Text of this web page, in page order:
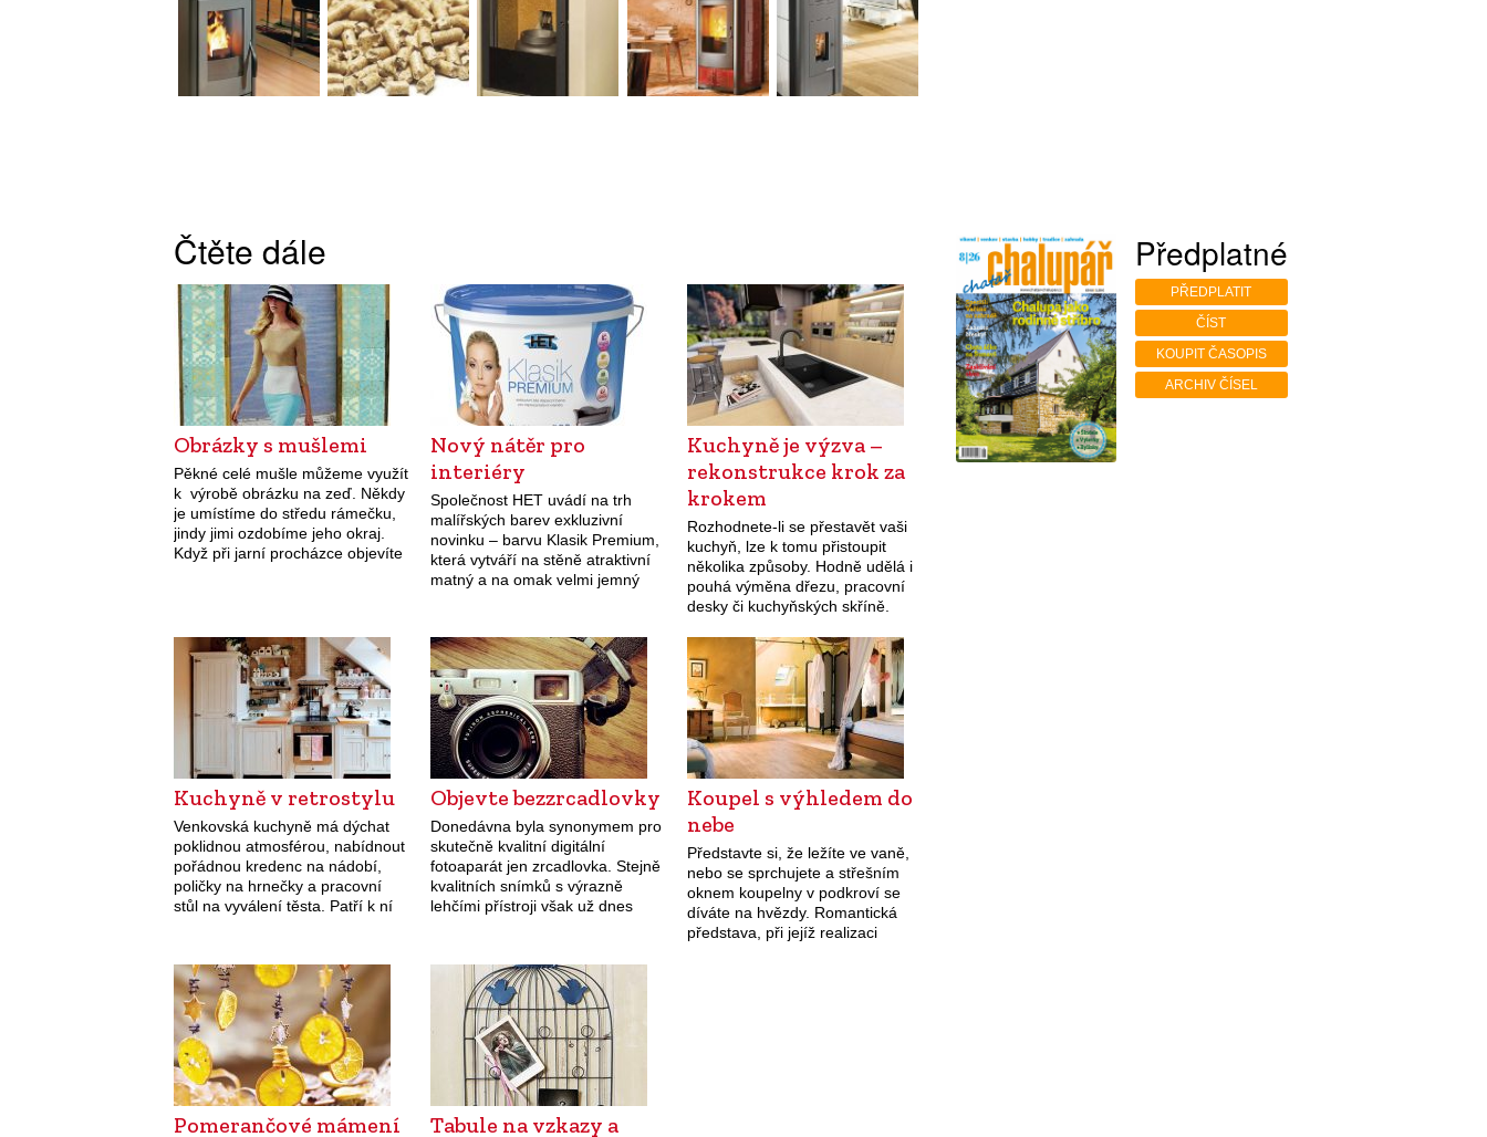
Čtěte dále
Obrázky s mušlemi
Pěkné celé mušle můžeme využít
k výrobě obrázku na zeď. Někdy
je umístíme do středu rámečku,
jindy jimi ozdobíme jeho okraj.
Když při jarní procházce objevíte
Nový nátěr pro
interiéry
Společnost HET uvádí na trh
malířských barev exkluzivní
novinku – barvu Klasik Premium,
která vytváří na stěně atraktivní
matný a na omak velmi jemný
vynikajícím poměru kvality…
Kuchyně je výzva –
rekonstrukce krok za
krokem
Rozhodnete-li se přestavět vaši
kuchyň, lze k tomu přistoupit
několika způsoby. Hodně udělá i
pouhá výměna dřezu, pracovní
desky či kuchyňských skříně.
mnohem důkladněji, a zvláště
v takových případech zvažte
každý krok.
Kuchyně v retrostylu
Venkovská kuchyně má dýchat
poklidnou atmosférou, nabídnout
pořádnou kredenc na nádobí,
poličky na hrnečky a pracovní
stůl na vyválení těsta. Patří k ní
elektrospotřebiče schované za
dvířky.
Objevte bezzrcadlovky
Donedávna byla synonymem pro
skutečně kvalitní digitální
fotoaparát jen zrcadlovka. Stejně
kvalitních snímků s výrazně
lehčími přístroji však už dnes
jsou jakýmsi hybridem lehkých
digitálních kompaktů a masivních
fotoaparátů s…
Koupel s výhledem do
nebe
Představte si, že ležíte ve vaně,
nebo se sprchujete a střešním
oknem koupelny v podkroví se
díváte na hvězdy. Romantická
představa, při jejíž realizaci
Pomerančové mámení Tabule na vzkazy a
Předplatné
PŘEDPLATIT
ČÍST
KOUPIT ČASOPIS
ARCHIV ČÍSEL